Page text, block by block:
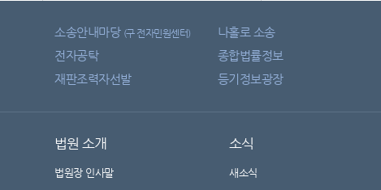
소송안내마당 (구 전자민원센터) 나홀로 소송
전자공탁
종합법률정보
재판조력자선발
등기정보광장
법원 소개
법원장 인사말
소식
새소식